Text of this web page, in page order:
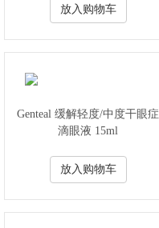
放入购物车
Genteal 缓解轻度/中度干眼症
滴眼液 15ml
放入购物车